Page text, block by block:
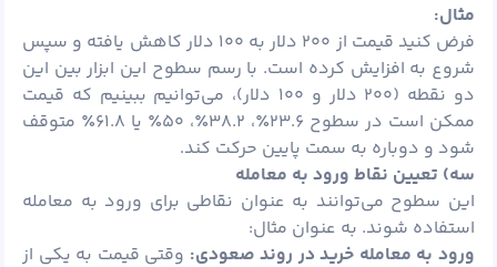
مثال:
فرض کنید قیمت از ۲۰۰ دلار به ۱۰۰ دلار کاهش یافته و سپس
شروع به افزایش کرده است. با رسم سطوح این ابزار بین این
دو نقطه (۲۰۰ دلار و ۱۰۰ دلار)، می‌توانیم ببینیم که قیمت
ممکن است در سطوح ۲۳.۶٪، ۳۸.۲٪، ۵۰٪ یا ۶۱.۸٪ متوقف
شود و دوباره به سمت پایین حرکت کند.
سه) تعیین نقاط ورود به معامله
این سطوح می‌توانند به عنوان نقاطی برای ورود به معامله
استفاده شوند. به عنوان مثال:
ورود به معامله خرید در روند صعودی: وقتی قیمت به یکی از